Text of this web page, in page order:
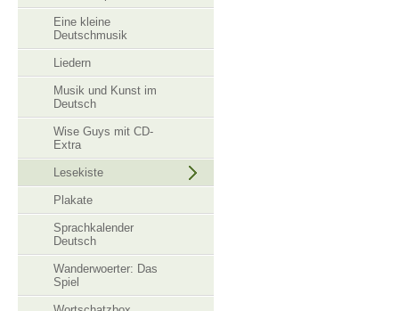
Eine kleine
Deutschmusik
Liedern
Musik und Kunst im
Deutsch
Wise Guys mit CD-
Extra
Lesekiste
Plakate
Sprachkalender
Deutsch
Wanderwoerter: Das
Spiel